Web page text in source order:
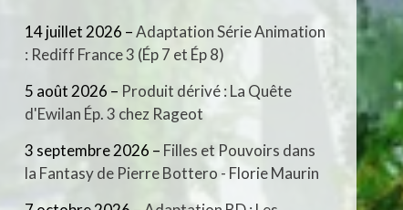
14 juillet 2026 –Adaptation Série Animation
: Rediff France 3 (Ép 7 et Ép 8)
5 août 2026 – Produit dérivé : La Quête
d'Ewilan Ép. 3 chez Rageot
3 septembre 2026 – Filles et Pouvoirs dans
la Fantasy de Pierre Bottero - Florie Maurin